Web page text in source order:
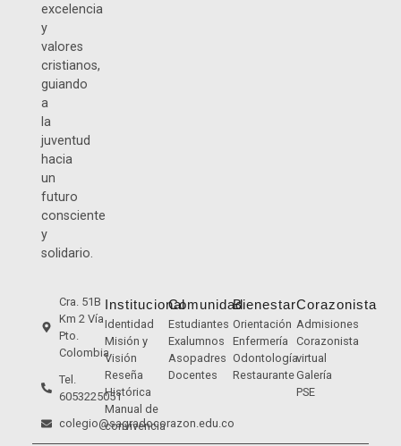
excelencia
y
valores
cristianos,
guiando
a
la
juventud
hacia
un
futuro
consciente
y
solidario.
Cra. 51B
Km 2 Vía
Pto.
Colombia
Tel.
6053225051
colegio@sagradocorazon.edu.co
Institucional
Identidad
Misión y
Visión
Reseña
Histórica
Manual de
convivencia
Comunidad
Estudiantes
Exalumnos
Asopadres
Docentes
Bienestar
Orientación
Enfermería
Odontología
Restaurante
Corazonista
Admisiones
Corazonista
virtual
Galería
PSE